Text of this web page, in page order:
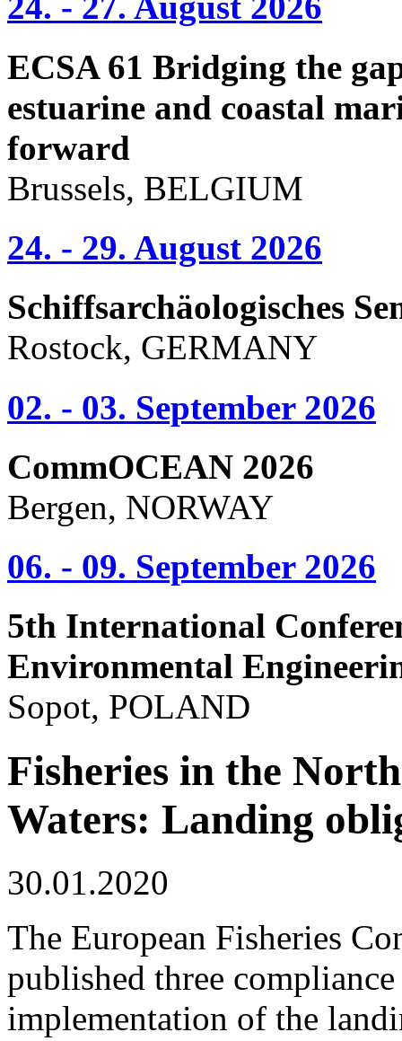
ECSA 61 Bridging the
estuarine and coastal
forward
Brussels, BELGIUM
24. - 29. August 2026
Schiffsarchäologisches
Rostock, GERMANY
02. - 03. September 2026
CommOCEAN 2026
Bergen, NORWAY
06. - 09. September 2026
5th International
Environmental
Sopot, POLAND
Fisheries in the
Waters: Landing
30.01.2020
The European Fisheries
published three
implementation of the